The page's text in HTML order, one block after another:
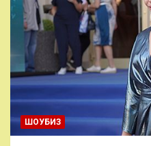
ШОУБИЗ